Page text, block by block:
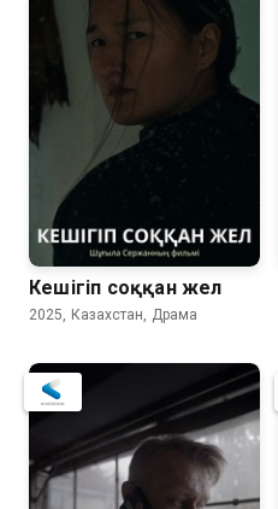
Кешігіп соққан жел
2025, Казахстан, Драма